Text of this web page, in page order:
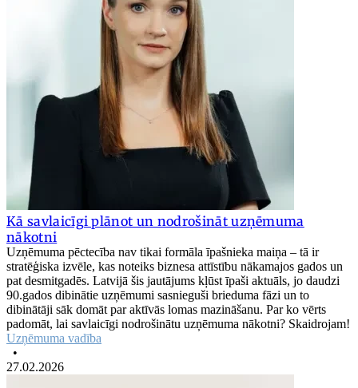
Kā savlaicīgi plānot un nodrošināt uzņēmuma
nākotni
Uzņēmuma pēctecība nav tikai formāla īpašnieka maiņa – tā ir
stratēģiska izvēle, kas noteiks biznesa attīstību nākamajos gados un
pat desmitgadēs. Latvijā šis jautājums kļūst īpaši aktuāls, jo daudzi
90.gados dibinātie uzņēmumi sasnieguši brieduma fāzi un to
dibinātāji sāk domāt par aktīvās lomas mazināšanu. Par ko vērts
padomāt, lai savlaicīgi nodrošinātu uzņēmuma nākotni? Skaidrojam!
Uzņēmuma vadība
•
27.02.2026